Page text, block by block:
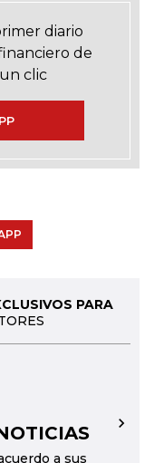
diario
de
clic
PARA
a sus
→